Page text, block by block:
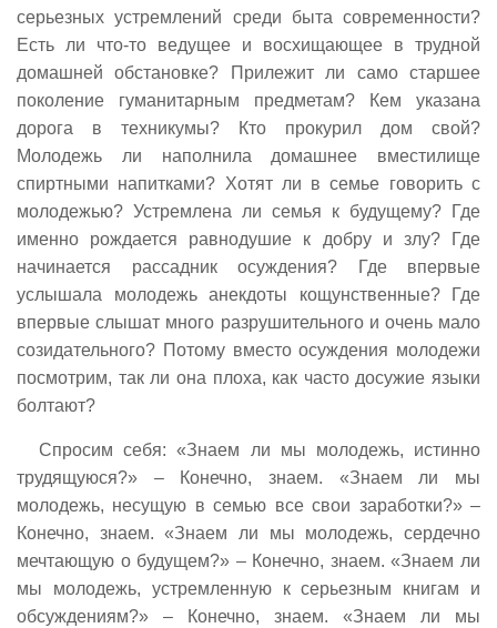
серьезных устремлений среди быта современности?
Есть ли что-то ведущее и восхищающее в трудной
домашней обстановке? Прилежит ли само старшее
поколение гуманитарным предметам? Кем указана
дорога в техникумы? Кто прокурил дом свой?
Молодежь ли наполнила домашнее вместилище
спиртными напитками? Хотят ли в семье говорить с
молодежью? Устремлена ли семья к будущему? Где
именно рождается равнодушие к добру и злу? Где
начинается рассадник осуждения? Где впервые
услышала молодежь анекдоты кощунственные? Где
впервые слышат много разрушительного и очень мало
созидательного? Потому вместо осуждения молодежи
посмотрим, так ли она плоха, как часто досужие языки
болтают?
Спросим себя: «Знаем ли мы молодежь, истинно
трудящуюся?» – Конечно, знаем. «Знаем ли мы
молодежь, несущую в семью все свои заработки?» –
Конечно, знаем. «Знаем ли мы молодежь, сердечно
мечтающую о будущем?» – Конечно, знаем. «Знаем ли
мы молодежь, устремленную к серьезным книгам и
обсуждениям?» – Конечно, знаем. «Знаем ли мы